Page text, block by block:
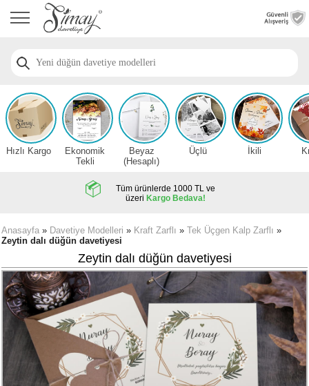
Anasayfa
Davetiye
Nişan
Davetiye
Modelleri
Düğün
Davetiye
Zarfsız,
Hesaplı
Davetiye
Modelleri
Karikatürlü
Davetiye
Modelleri
Hızlı Kargo
Ekonomik
Tekli
Beyaz
(Hesaplı)
Üçlü İkili
Tüm ürünlerde 1000 TL ve
üzeri Kargo Bedava!
Anasayfa » Davetiye Modelleri » Kraft Zarflı » Tek Üçgen Kalp Zarflı »
Zeytin dalı düğün davetiyesi
Zeytin dalı düğün davetiyesi